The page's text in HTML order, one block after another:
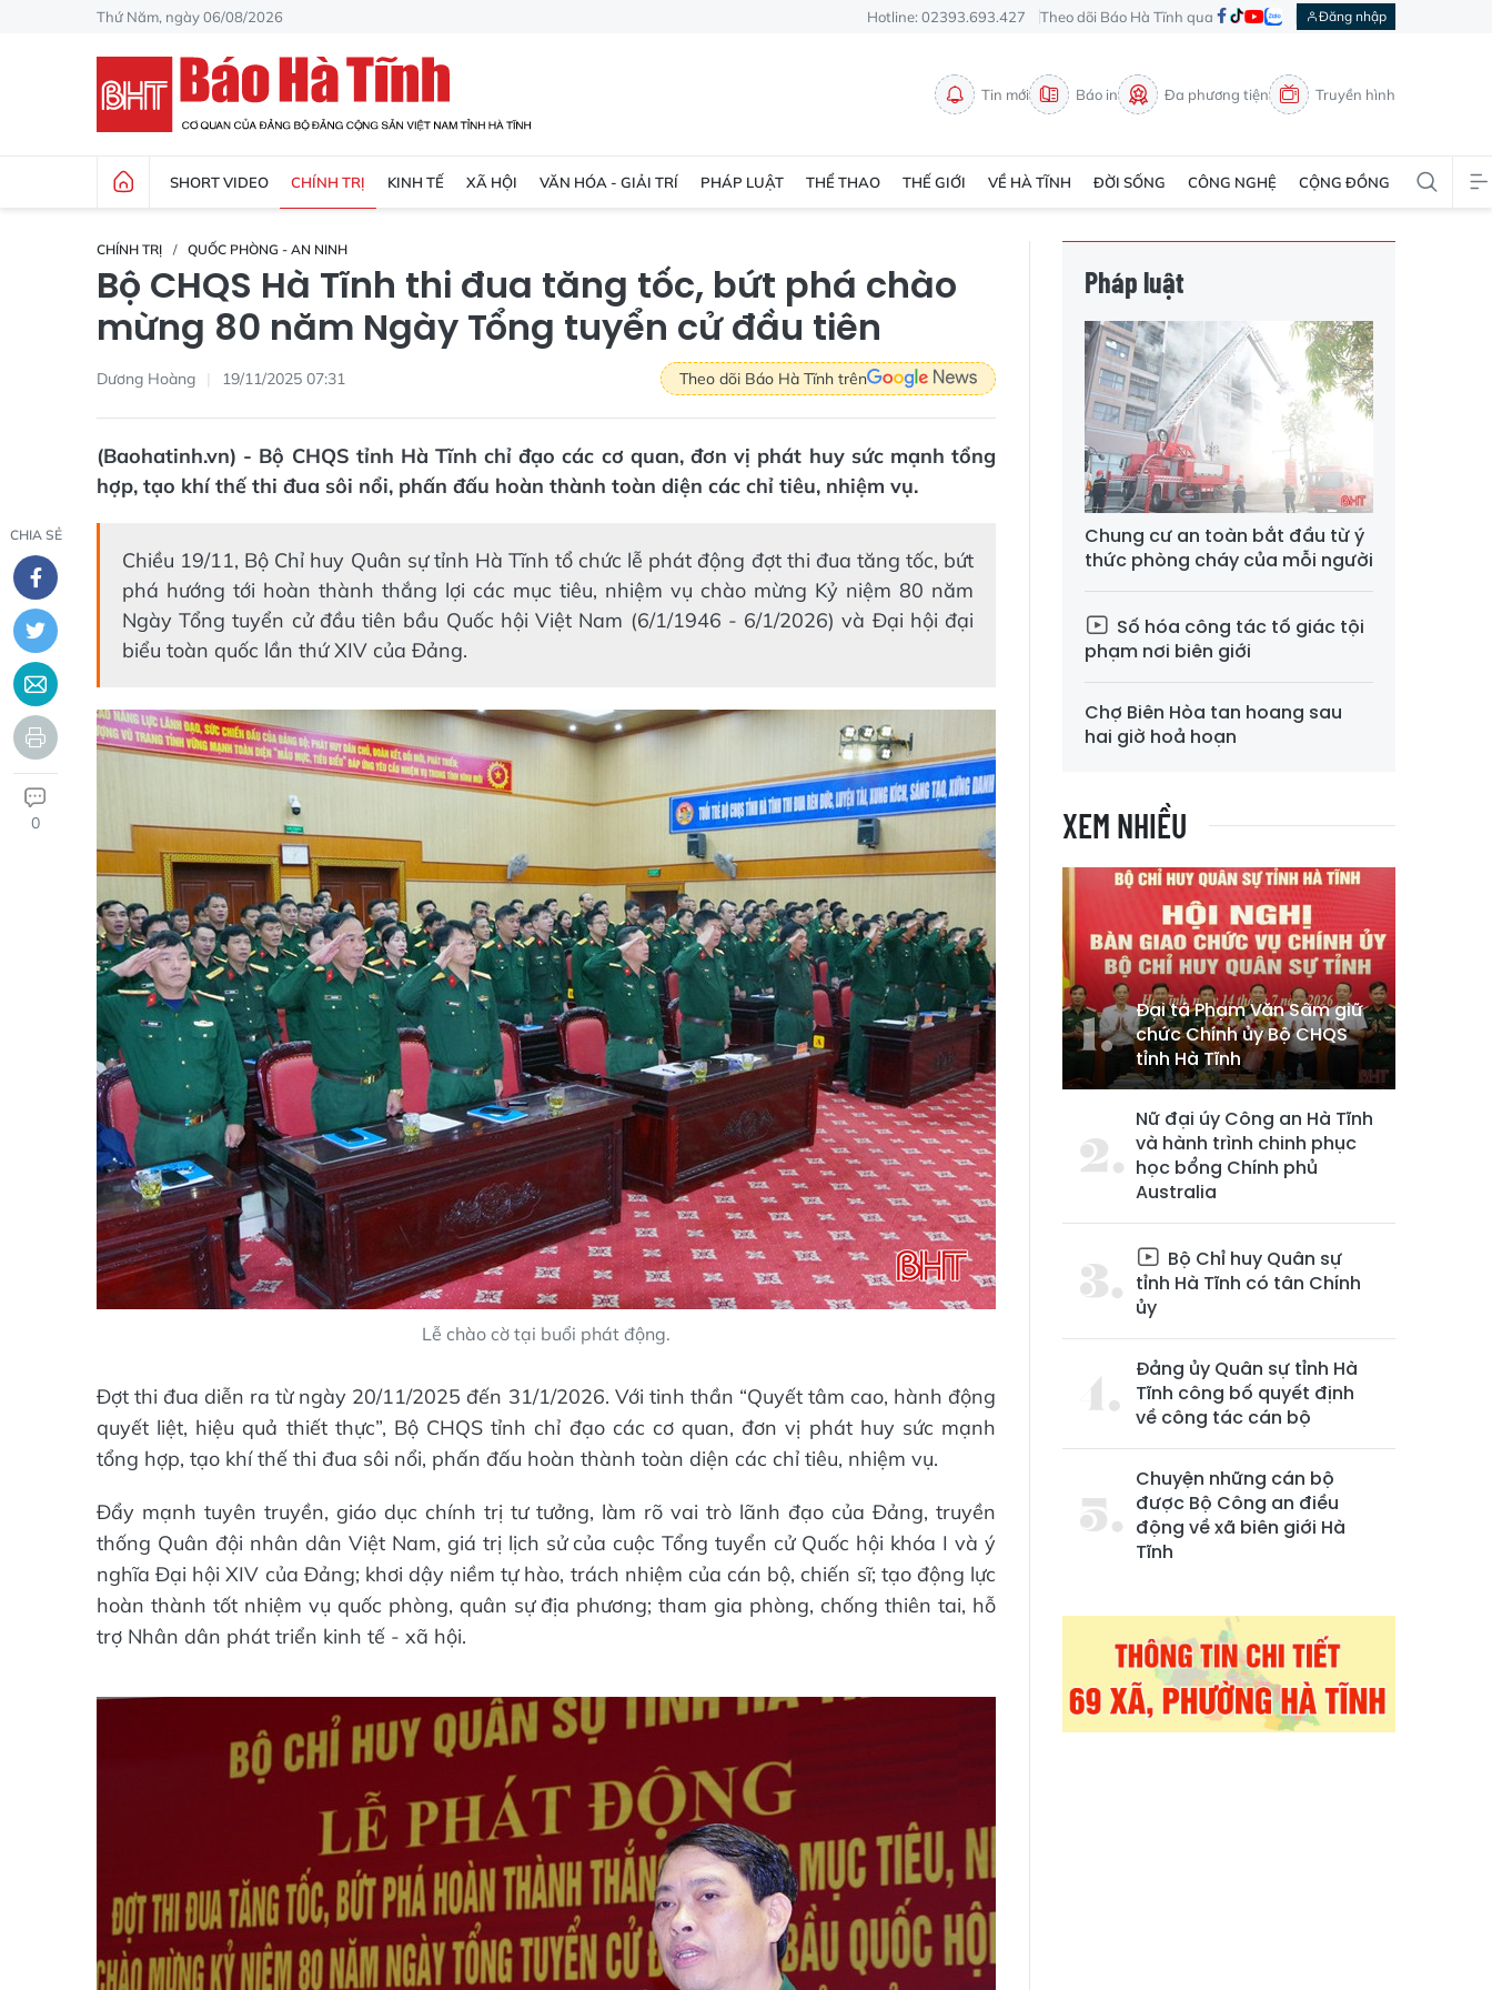
Thứ Năm, ngày 06/08/2026 Hotline: 02393.693.427 Theo dõi Báo Hà Tĩnh qua Đăng nhập
Tin mới Báo in Đa phương tiện Truyền hình
SHORT VIDEO CHÍNH TRỊ KINH TẾ XÃ HỘI VĂN HÓA - GIẢI TRÍ PHÁP LUẬT THỂ THAO THẾ GIỚI VỀ HÀ TĨNH ĐỜI SỐNG CÔNG NGHỆ CỘNG ĐỒNG
CHÍNH TRỊ QUỐC PHÒNG - AN NINH
Bộ CHQS Hà Tĩnh thi đua tăng tốc, bứt phá chào
mừng 80 năm Ngày Tổng tuyển cử đầu tiên
Dương Hoàng 19/11/2025 07:31 Theo dõi Báo Hà Tĩnh trên
(Baohatinh.vn) - Bộ CHQS tỉnh Hà Tĩnh chỉ đạo các cơ quan, đơn vị phát huy sức mạnh tổng
hợp, tạo khí thế thi đua sôi nổi, phấn đấu hoàn thành toàn diện các chỉ tiêu, nhiệm vụ.
CHIA SẺ
0
Chiều 19/11, Bộ Chỉ huy Quân sự tỉnh Hà Tĩnh tổ chức lễ phát động đợt thi đua tăng tốc, bứt
phá hướng tới hoàn thành thắng lợi các mục tiêu, nhiệm vụ chào mừng Kỷ niệm 80 năm
Ngày Tổng tuyển cử đầu tiên bầu Quốc hội Việt Nam (6/1/1946 - 6/1/2026) và Đại hội đại
biểu toàn quốc lần thứ XIV của Đảng.
Lễ chào cờ tại buổi phát động.
Đợt thi đua diễn ra từ ngày 20/11/2025 đến 31/1/2026. Với tinh thần “Quyết tâm cao, hành động
quyết liệt, hiệu quả thiết thực”, Bộ CHQS tỉnh chỉ đạo các cơ quan, đơn vị phát huy sức mạnh
tổng hợp, tạo khí thế thi đua sôi nổi, phấn đấu hoàn thành toàn diện các chỉ tiêu, nhiệm vụ.
Đẩy mạnh tuyên truyền, giáo dục chính trị tư tưởng, làm rõ vai trò lãnh đạo của Đảng, truyền
thống Quân đội nhân dân Việt Nam, giá trị lịch sử của cuộc Tổng tuyển cử Quốc hội khóa I và ý
nghĩa Đại hội XIV của Đảng; khơi dậy niềm tự hào, trách nhiệm của cán bộ, chiến sĩ; tạo động lực
hoàn thành tốt nhiệm vụ quốc phòng, quân sự địa phương; tham gia phòng, chống thiên tai, hỗ
trợ Nhân dân phát triển kinh tế - xã hội.
Pháp luật
Chung cư an toàn bắt đầu từ ý
thức phòng cháy của mỗi người
Số hóa công tác tố giác tội
phạm nơi biên giới
Chợ Biên Hòa tan hoang sau
hai giờ hoả hoạn
XEM NHIỀU
Đại tá Phạm Văn Sâm giữ
chức Chính ủy Bộ CHQS
tỉnh Hà Tĩnh
Nữ đại úy Công an Hà Tĩnh
và hành trình chinh phục
học bổng Chính phủ
Australia
Bộ Chỉ huy Quân sự
tỉnh Hà Tĩnh có tân Chính
ủy
Đảng ủy Quân sự tỉnh Hà
Tĩnh công bố quyết định
về công tác cán bộ
Chuyện những cán bộ
được Bộ Công an điều
động về xã biên giới Hà
Tĩnh